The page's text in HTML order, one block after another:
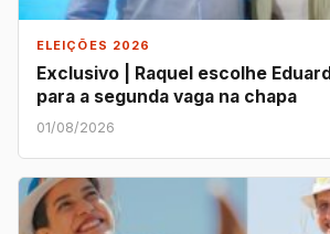
ELEIÇÕES 2026
Exclusivo | Raquel escolhe
para a segunda vaga na chapa
01/08/2026